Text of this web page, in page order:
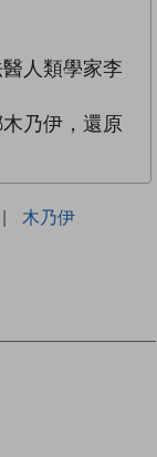
人類學家李
乃伊，還原
| 木乃伊